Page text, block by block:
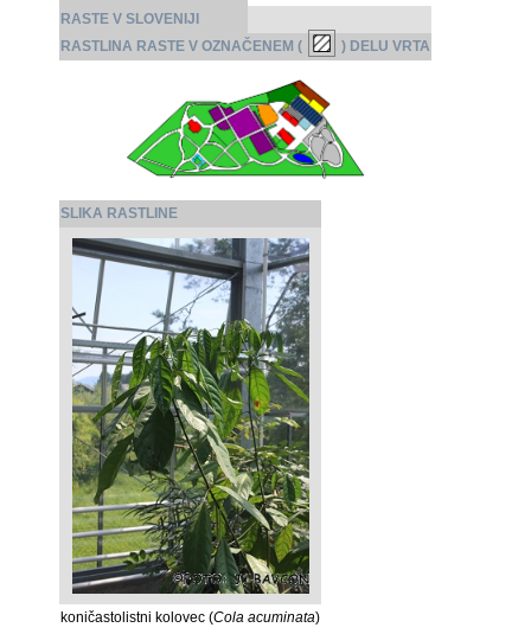
RASTE V SLOVENIJI
RASTLINA RASTE V OZNAČENEM (
) DELU VRTA
SLIKA RASTLINE
koničastolistni kolovec (Cola acuminata)